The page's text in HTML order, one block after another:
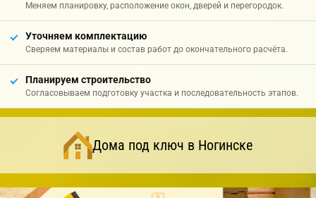
Меняем планировку, расположение окон, дверей и перегородок.
Уточняем комплектацию
Сверяем материалы и состав работ до окончательного расчёта.
Планируем строительство
Согласовываем подготовку участка и последовательность этапов.
Дома под ключ в Ногинске